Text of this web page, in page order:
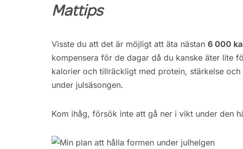
Mattips
Visste du att det är möjligt att äta nästan 6 000
kompensera för de dagar då du kanske äter lite
kalorier och tillräckligt med protein, stärkelse
under julsäsongen.
Kom ihåg, försök inte att gå ner i vikt under den